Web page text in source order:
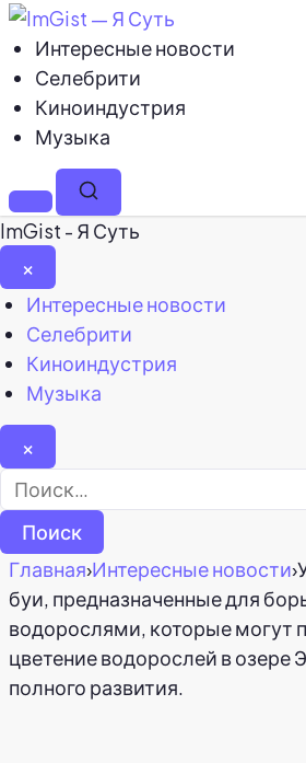
Интересные новости
Селебрити
Киноиндустрия
Музыка
МенюПоиск
ImGist - Я Суть
×
Закрыть
меню
Интересные новости
Селебрити
Киноиндустрия
Музыка
×
Найти:
Главная›Интересные новости›
буи, предназначенные для
водорослями, которые могут
цветение водорослей в озере
полного развития.